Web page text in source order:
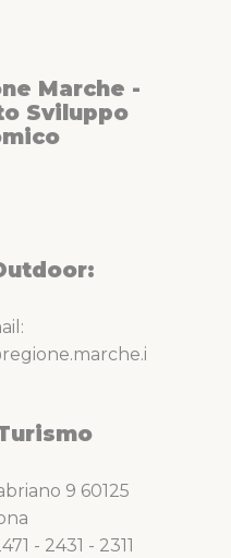
Marche -
Sviluppo
9 60125
- 2431 - 2311